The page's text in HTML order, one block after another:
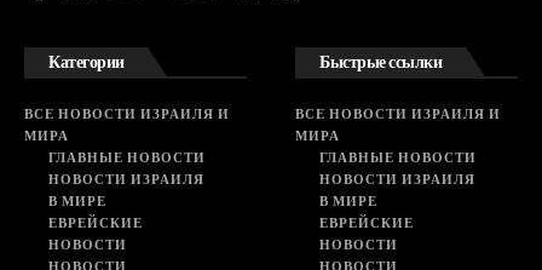
Категории
ВСЕ НОВОСТИ ИЗРАИЛЯ И
МИРА
ГЛАВНЫЕ НОВОСТИ
НОВОСТИ ИЗРАИЛЯ
В МИРЕ
ЕВРЕЙСКИЕ
НОВОСТИ
Быстрые ссылки
ВСЕ НОВОСТИ ИЗРАИЛЯ И
МИРА
ГЛАВНЫЕ НОВОСТИ
НОВОСТИ ИЗРАИЛЯ
В МИРЕ
ЕВРЕЙСКИЕ
НОВОСТИ